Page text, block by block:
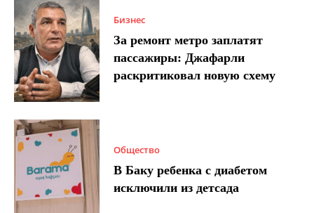
Бизнес
За ремонт метро заплатят
пассажиры: Джафарли
раскритиковал новую схему
Общество
В Баку ребенка с диабетом
исключили из детсада